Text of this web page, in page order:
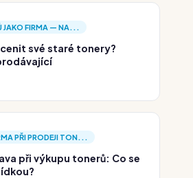
JAKO FIRMA — NA...
své staré tonery?
PŘI PRODEJI TON...
při výkupu tonerů: Co se